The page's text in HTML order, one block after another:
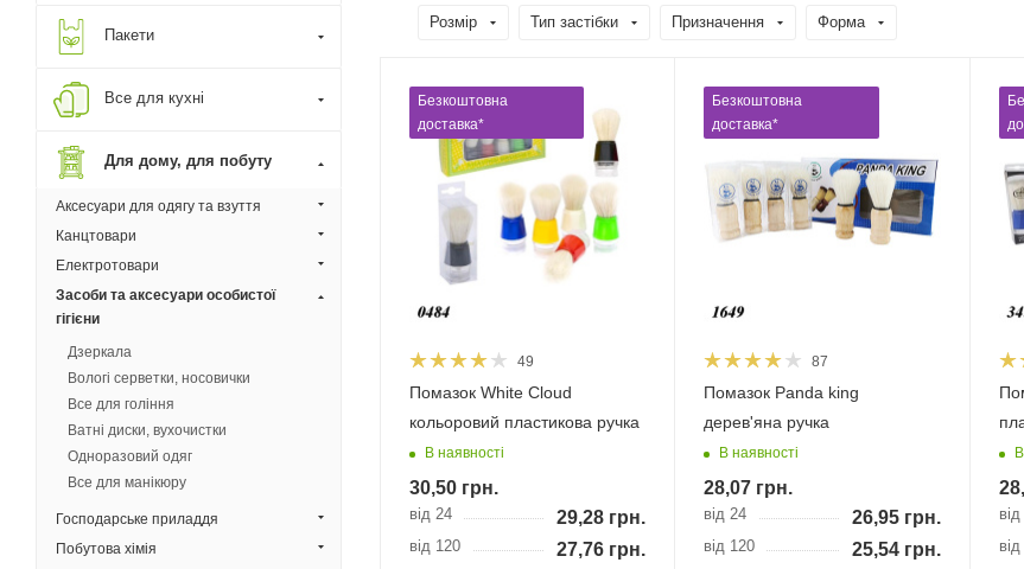
Розмір Тип застібки Призначення Форма
Безкоштовна
доставка*
49
Помазок White Cloud
кольоровий пластикова ручка
В наявності
30,50 грн.
від 24 29,28 грн.
від 120 27,76 грн.
Безкоштовна
доставка*
87
Помазок Panda king
дерев'яна ручка
В наявності
28,07 грн.
від 24 26,95грн.
від 120 25,54грн.
Пакети
Все для кухні
Для дому, для побуту
Аксесуари для одягу та взуття
Канцтовари
Електротовари
Засоби та аксесуари особистої
гігієни
Дзеркала
Вологі серветки, носовички
Все для гоління
Ватні диски, вухочистки
Одноразовий одяг
Все для манікюру
Господарське приладдя
Побутова хімія